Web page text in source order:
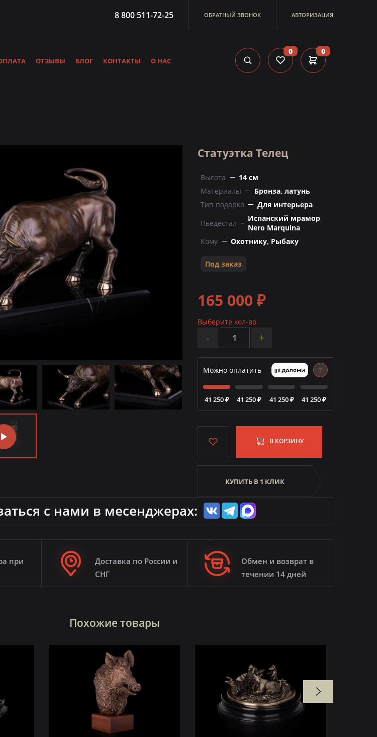
АВТОРИЗАЦИЯ
ОБРАТНЫЙ ЗВОНОК
8 800 511-72-25
ОТЗЫВЫ БЛОГ КОНТАКТЫ О НАС
0
0
Статуэтка Телец
Высота
14 см
Материалы
Бронза, латунь
Тип подарка
Для интерьера
Пьедестал
Испанский мрамор
Nero Marquina
Кому
Охотнику, Рыбаку
Под заказ
165 000 ₽
Выберите кол-во
- +
Можно оплатить ?
41 250 ₽ 41 250 ₽ 41 250 ₽ 41 250 ₽
В КОРЗИНУ
КУПИТЬ В 1 КЛИК
с нами в месенджерах:
при
Доставка по России и
СНГ
Обмен и возврат в
течении 14 дней
Похожие товары